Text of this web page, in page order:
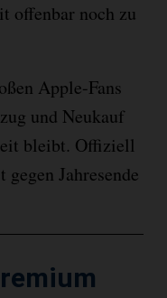
offenbar noch zu
Apple-Fans
und Neukauf
bleibt. Offiziell
Jahresende